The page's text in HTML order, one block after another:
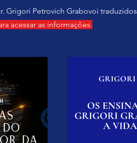
Grigori Petrovich Grabovoi traduzidos
acessar as informações.